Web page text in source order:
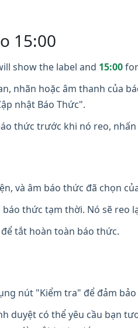
15:00
show the label and 15:00
nhãn hoặc âm thanh của
nhật Báo Thức".
thức trước khi nó reo,
và âm báo thức đã chọn
thức tạm thời. Nó sẽ reo
tắt hoàn toàn báo thức.
nút "Kiểm tra" để đảm
duyệt có thể yêu cầu bạn